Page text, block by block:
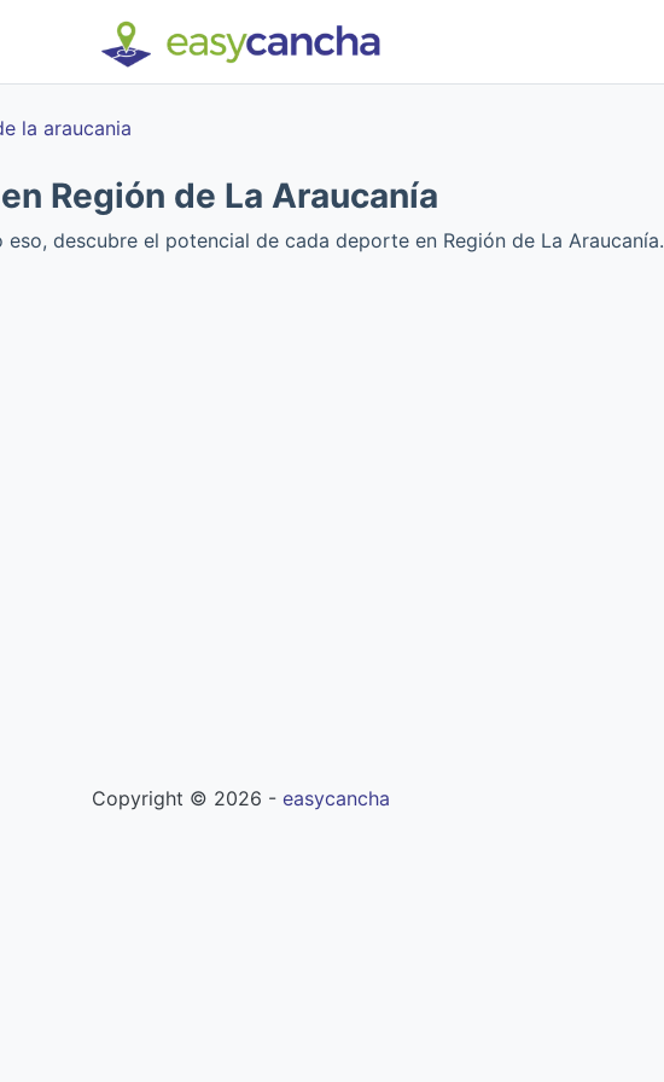
la araucania
Región de La Araucanía
descubre el potencial de cada deporte en Región de La Araucanía.
Copyright © 2026 - easycancha